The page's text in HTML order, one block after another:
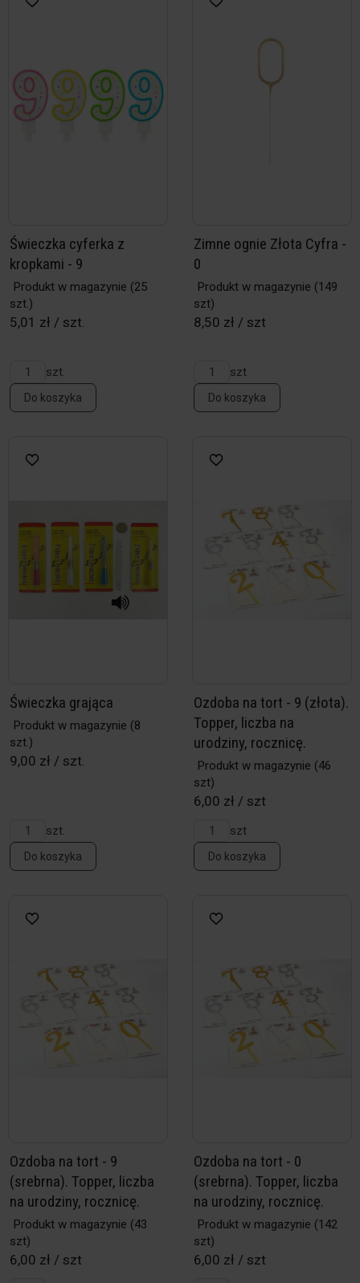
Świeczka cyferka z
kropkami - 9
Produkt w magazynie (25
szt.)
5,01 zł / szt.
szt.
Do koszyka
Zimne ognie Złota Cyfra -
0
Produkt w magazynie (149
szt)
8,50 zł / szt
szt
Do koszyka
Świeczka grająca
Produkt w magazynie (8
szt.)
9,00 zł / szt.
szt.
Do koszyka
Ozdoba na tort - 9 (złota).
Topper, liczba na
urodziny, rocznicę.
Produkt w magazynie (46
szt)
6,00 zł / szt
szt
Do koszyka
Ozdoba na tort - 9
(srebrna). Topper, liczba
na urodziny, rocznicę.
Produkt w magazynie (43
szt)
6,00 zł / szt
Ozdoba na tort - 0
(srebrna). Topper, liczba
na urodziny, rocznicę.
Produkt w magazynie (142
szt)
6,00 zł / szt